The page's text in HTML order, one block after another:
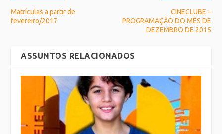
Matrículas a partir de
fevereiro/2017
CINECLUBE –
PROGRAMAÇÃO DO MÊS DE
DEZEMBRO DE 2015
ASSUNTOS RELACIONADOS